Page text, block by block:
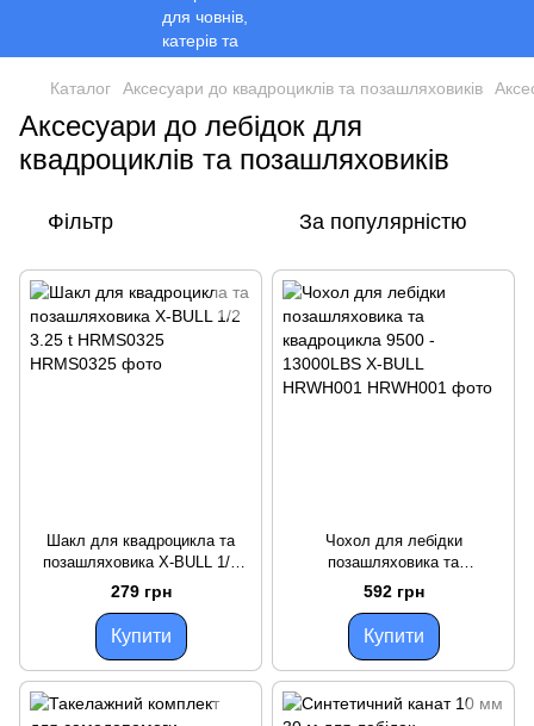
Каталог Аксесуари до квадроциклів та позашляховиків
Аксесуари до лебідок для
квадроциклів та позашляховиків
Фільтр За популярністю
Шакл для квадроцикла та
позашляховика X-BULL 1/2
3.25 t HRMS0325
279 грн
Купити
Чохол для лебідки
позашляховика та
квадроцикла 9500 - 13000LBS
X-BULL HRWH001
592 грн
Купити